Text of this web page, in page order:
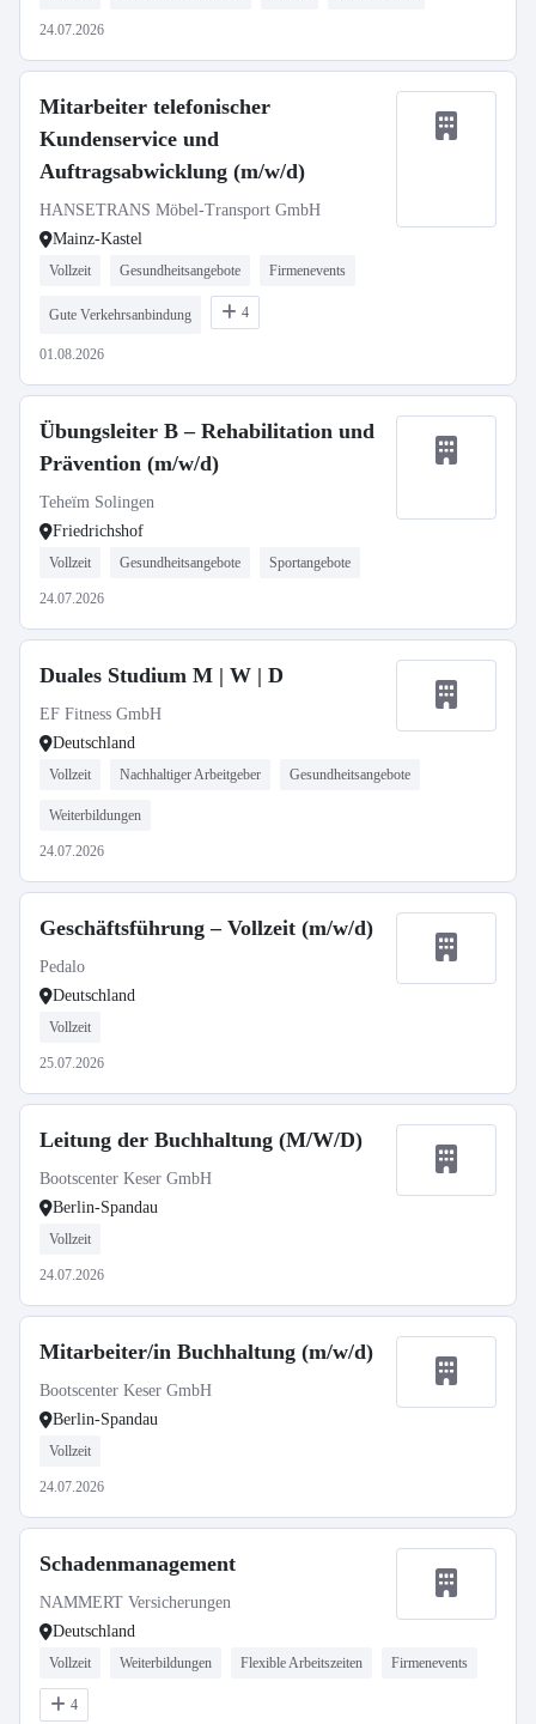
24.07.2026
Mitarbeiter telefonischer
Kundenservice und
Auftragsabwicklung (m/w/d)
HANSETRANS Möbel-Transport GmbH
Mainz-Kastel
Vollzeit Gesundheitsangebote Firmenevents
Gute Verkehrsanbindung 4
01.08.2026
Übungsleiter B – Rehabilitation und
Prävention (m/w/d)
Teheïm Solingen
Friedrichshof
Vollzeit Gesundheitsangebote Sportangebote
24.07.2026
Duales Studium M | W | D
EF Fitness GmbH
Deutschland
Vollzeit Nachhaltiger Arbeitgeber Gesundheitsangebote
Weiterbildungen
24.07.2026
Geschäftsführung – Vollzeit (m/w/d)
Pedalo
Deutschland
Vollzeit
25.07.2026
Leitung der Buchhaltung (M/W/D)
Bootscenter Keser GmbH
Berlin-Spandau
Vollzeit
24.07.2026
Mitarbeiter/in Buchhaltung (m/w/d)
Bootscenter Keser GmbH
Berlin-Spandau
Vollzeit
24.07.2026
Schadenmanagement
NAMMERT Versicherungen
Deutschland
Vollzeit Weiterbildungen Flexible Arbeitszeiten Firmenevents
4